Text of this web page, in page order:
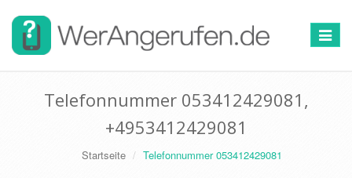
Toggle
Telefonnummer 053412429081,
+4953412429081
Startseite Telefonnummer 053412429081